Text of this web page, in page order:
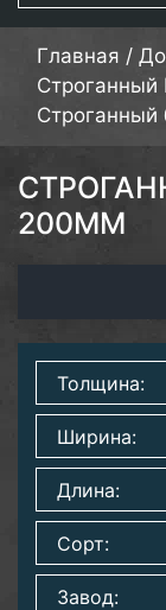
Главная /
Строганный
200ММ
Толщина:
Ширина:
Длина:
Сорт:
Завод: